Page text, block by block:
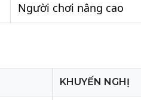
Người chơi nâng cao
KHUYẾN NGHỊ